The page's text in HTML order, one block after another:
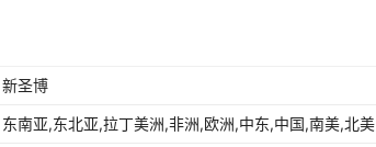
新圣博
东南亚,东北亚,拉丁美洲,非洲,欧洲,中东,中国,南美,北美